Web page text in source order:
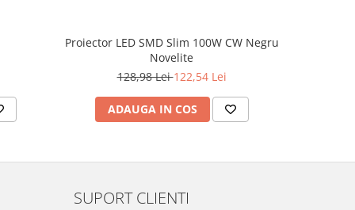
Proiector LED SMD Slim 100W CW Negru
Novelite
128,98 Lei122,54 Lei
ADAUGA IN COS
SUPORT CLIENTI